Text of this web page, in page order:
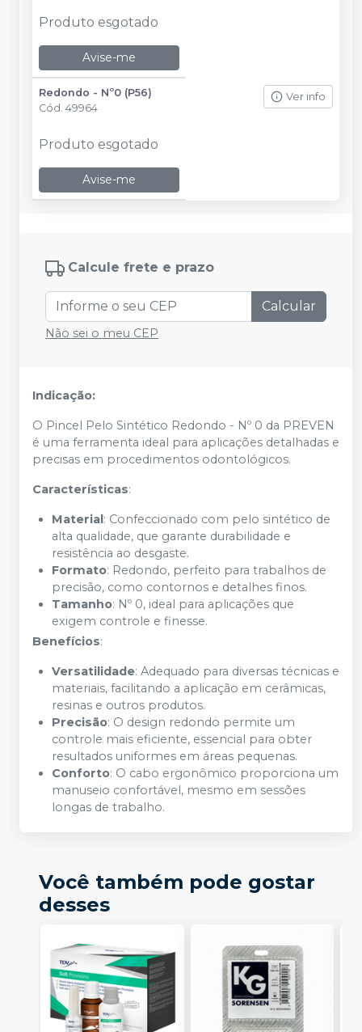
Produto esgotado
Avise-me
Redondo - Nº0 (P56)
Cód. 49964
Ver info
Produto esgotado
Avise-me
Calcule frete e prazo
Calcular
Não sei o meu CEP
Indicação:
O Pincel Pelo Sintético Redondo - Nº 0 da PREVEN
é uma ferramenta ideal para aplicações detalhadas e
precisas em procedimentos odontológicos.
Características:
Material: Confeccionado com pelo sintético de
alta qualidade, que garante durabilidade e
resistência ao desgaste.
Formato: Redondo, perfeito para trabalhos de
precisão, como contornos e detalhes finos.
Tamanho: Nº 0, ideal para aplicações que
exigem controle e finesse.
Benefícios:
Versatilidade: Adequado para diversas técnicas e
materiais, facilitando a aplicação em cerâmicas,
resinas e outros produtos.
Precisão: O design redondo permite um
controle mais eficiente, essencial para obter
resultados uniformes em áreas pequenas.
Conforto: O cabo ergonômico proporciona um
manuseio confortável, mesmo em sessões
longas de trabalho.
Você também pode gostar
desses